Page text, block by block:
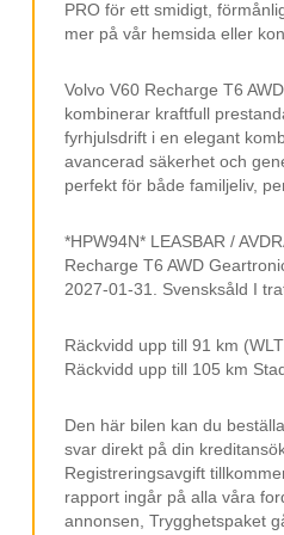
Elmanövrerad Baklucka
Utfällbar Dragkrok
Backkamera
LED-Strålkastare
Apple CarPlay
Rattvärme
Räckvidd Upp Till 105
Stolsvärme Fram Och Bak
Parkeringssensorer
Multifunktionsratt
Körläge
PRO för ett smidigt,
mer på vår hemsida eller
Volvo V60 Recharge T6
kombinerar kraftfull
fyrhjulsdrift i en elegant
avancerad säkerhet och
perfekt för både familjeliv,
*HPW94N* LEASBAR /
Recharge T6 AWD
2027-01-31. Svensksåld I
Räckvidd upp till 91 km
Räckvidd upp till 105 km
Den här bilen kan du
svar direkt på din
Registreringsavgift
rapport ingår på alla våra
annonsen, Trygghetspaket